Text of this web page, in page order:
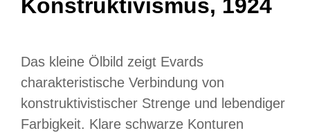
Konstruktivismus, 1924
Das kleine Ölbild zeigt Evards
charakteristische Verbindung von
konstruktivistischer Strenge und lebendiger
Farbigkeit. Klare schwarze Konturen